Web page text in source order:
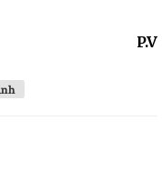
P.V